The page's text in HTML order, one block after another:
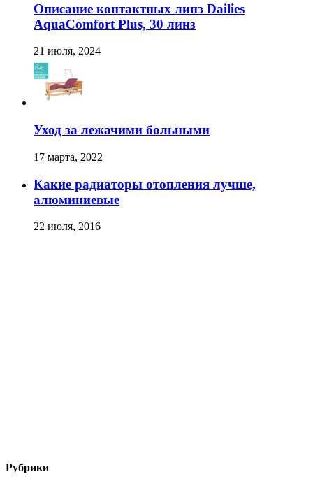
Описание контактных линз Dailies
AquaComfort Plus, 30 линз
21 июля, 2024
Уход за лежачими больными
17 марта, 2022
Какие радиаторы отопления лучше,
алюминиевые
22 июля, 2016
Рубрики